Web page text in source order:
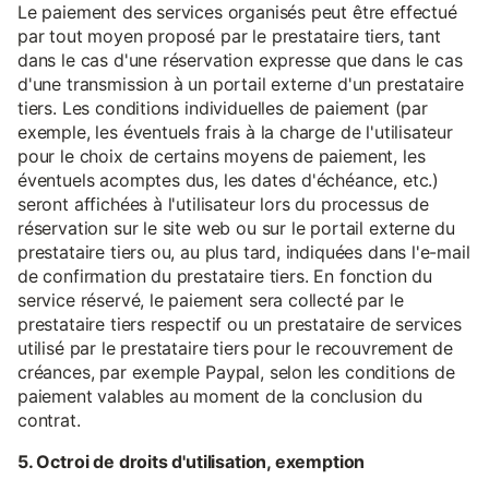
Le paiement des services organisés peut être effectué
par tout moyen proposé par le prestataire tiers, tant
dans le cas d'une réservation expresse que dans le cas
d'une transmission à un portail externe d'un prestataire
tiers. Les conditions individuelles de paiement (par
exemple, les éventuels frais à la charge de l'utilisateur
pour le choix de certains moyens de paiement, les
éventuels acomptes dus, les dates d'échéance, etc.)
seront affichées à l'utilisateur lors du processus de
réservation sur le site web ou sur le portail externe du
prestataire tiers ou, au plus tard, indiquées dans l'e-mail
de confirmation du prestataire tiers. En fonction du
service réservé, le paiement sera collecté par le
prestataire tiers respectif ou un prestataire de services
utilisé par le prestataire tiers pour le recouvrement de
créances, par exemple Paypal, selon les conditions de
paiement valables au moment de la conclusion du
contrat.
5. Octroi de droits d'utilisation, exemption